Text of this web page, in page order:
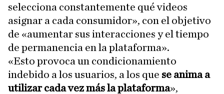
selecciona constantemente qué videos
asignar a cada consumidor», con el objetivo
de «aumentar sus interacciones y el tiempo
de permanencia en la plataforma».
«Esto provoca un condicionamiento
indebido a los usuarios, a los que se anima a
utilizar cada vez más la plataforma»,